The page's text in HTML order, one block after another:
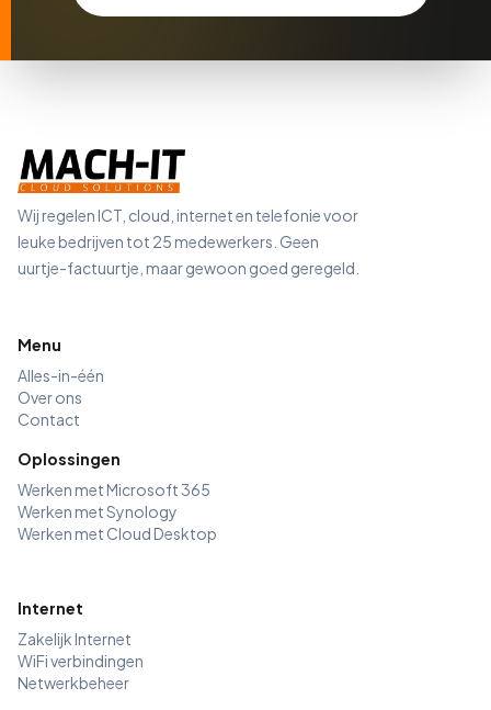
Wij regelen ICT, cloud, internet en telefonie voor
leuke bedrijven tot 25 medewerkers. Geen
uurtje-factuurtje, maar gewoon goed geregeld.
Menu
Alles-in-één
Over ons
Contact
Oplossingen
Werken met Microsoft 365
Werken met Synology
Werken met Cloud Desktop
Internet
Zakelijk Internet
WiFi verbindingen
Netwerkbeheer